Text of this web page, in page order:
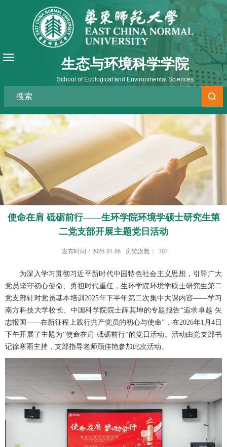
生态与环境科学学院
School of Ecological and Environmental Sciences
使命在肩 砥砺前行——生环学院环境学硕士研究生第
二党支部开展主题党日活动
发布时间：2026-01-06 浏览次数： 307
为深入学习贯彻习近平新时代中国特色社会主义思想，引导广大
党员坚守初心使命、勇担时代重任，生环学院环境学硕士研究生第二
党支部针对党员基本培训2025年下半年第二次集中大课内容——学习
南方科技大学校长、中国科学院院士薛其坤的专题报告“追求卓越 矢
志报国——在新征程上践行共产党员的初心与使命”，在2026年1月4日
下午开展了主题为“使命在肩 砥砺前行”的党日活动。活动由党支部书
记徐寒雨主持，支部指导老师顾佳艳参加此次活动。